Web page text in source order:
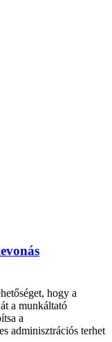
hogy a
a munkáltató
a
adminisztrációs terhet